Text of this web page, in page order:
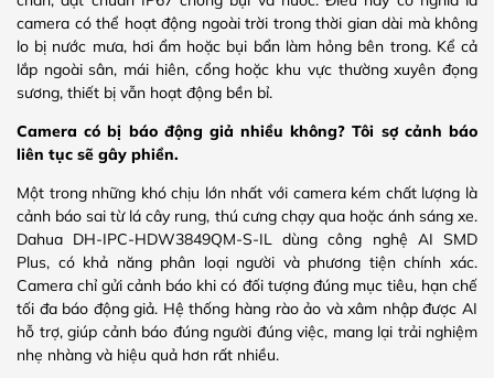
camera có thể hoạt động ngoài trời trong thời gian dài mà không
lo bị nước mưa, hơi ẩm hoặc bụi bẩn làm hỏng bên trong. Kể cả
lắp ngoài sân, mái hiên, cổng hoặc khu vực thường xuyên đọng
sương, thiết bị vẫn hoạt động bền bỉ.
Camera có bị báo động giả nhiều không? Tôi sợ cảnh báo
liên tục sẽ gây phiền.
Một trong những khó chịu lớn nhất với camera kém chất lượng là
cảnh báo sai từ lá cây rung, thú cưng chạy qua hoặc ánh sáng xe.
Dahua DH-IPC-HDW3849QM-S-IL dùng công nghệ AI SMD
Plus, có khả năng phân loại người và phương tiện chính xác.
Camera chỉ gửi cảnh báo khi có đối tượng đúng mục tiêu, hạn chế
tối đa báo động giả. Hệ thống hàng rào ảo và xâm nhập được AI
hỗ trợ, giúp cảnh báo đúng người đúng việc, mang lại trải nghiệm
nhẹ nhàng và hiệu quả hơn rất nhiều.